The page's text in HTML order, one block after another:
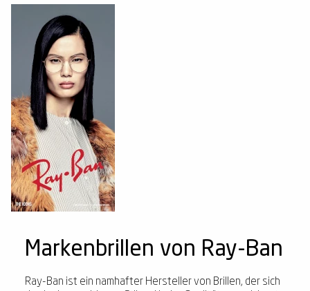
Markenbrillen von Ray-Ban
Ray-Ban ist ein namhafter Hersteller von Brillen, der sich